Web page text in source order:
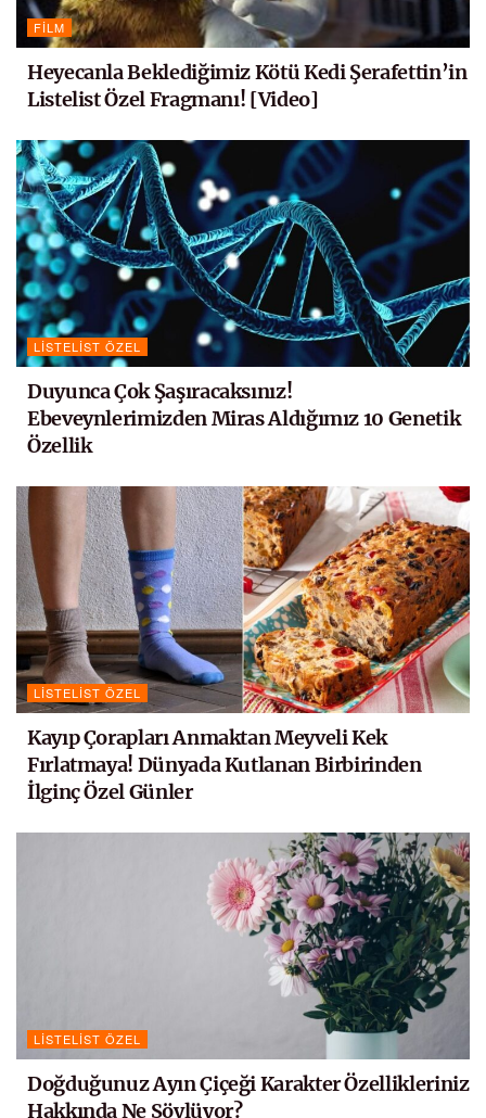
FILM
Heyecanla Beklediğimiz Kötü Kedi Şerafettin’in
Listelist Özel Fragmanı! [Video]
LISTELIST ÖZEL
Duyunca Çok Şaşıracaksınız!
Ebeveynlerimizden Miras Aldığımız 10 Genetik
Özellik
LISTELIST ÖZEL
Kayıp Çorapları Anmaktan Meyveli Kek
Fırlatmaya! Dünyada Kutlanan Birbirinden
İlginç Özel Günler
LISTELIST ÖZEL
Doğduğunuz Ayın Çiçeği Karakter Özellikleriniz
Hakkında Ne Söylüyor?